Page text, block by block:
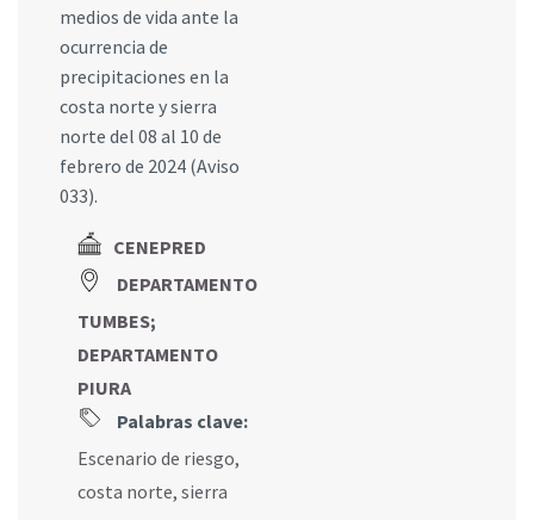
medios de vida ante la
ocurrencia de
precipitaciones en la
costa norte y sierra
norte del 08 al 10 de
febrero de 2024 (Aviso
033).
CENEPRED
DEPARTAMENTO
TUMBES;
DEPARTAMENTO
PIURA
Palabras clave:
Escenario de riesgo,
costa norte, sierra